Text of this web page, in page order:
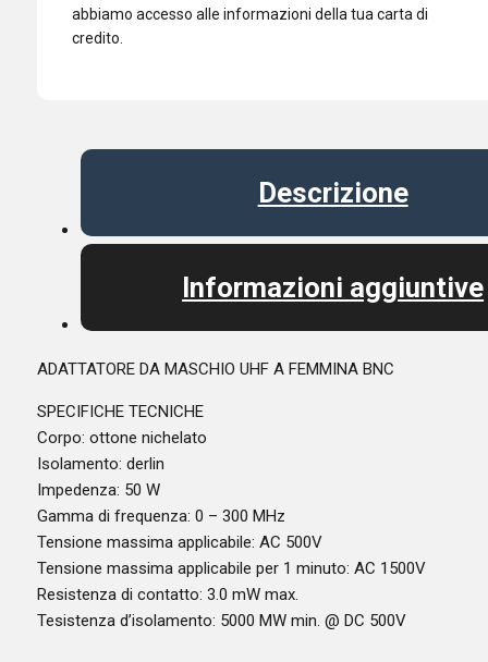
abbiamo accesso alle informazioni della tua carta di
credito.
Descrizione
Informazioni aggiuntive
ADATTATORE DA MASCHIO UHF A FEMMINA BNC
SPECIFICHE TECNICHE
Corpo: ottone nichelato
Isolamento: derlin
Impedenza: 50 W
Gamma di frequenza: 0 – 300 MHz
Tensione massima applicabile: AC 500V
Tensione massima applicabile per 1 minuto: AC 1500V
Resistenza di contatto: 3.0 mW max.
Tesistenza d’isolamento: 5000 MW min. @ DC 500V